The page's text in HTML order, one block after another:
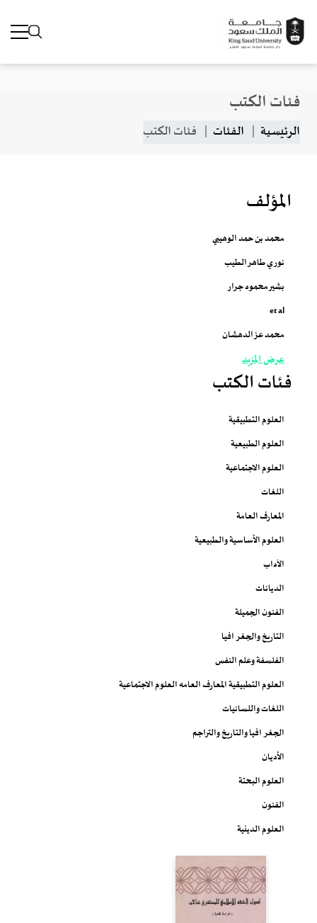
تجاوز إلى المحتوى الرئيسي
فئات الكتب
مسار التنقل
الرئيسية الفئات فئات الكتب
المؤلف
محمد بن حمد الوهيبي
نوري طاهر الطيب
بشير محمود جرار
et al
محمد عز الدهشان
عرض المزيد
فئات الكتب
العلوم التطبيقية
العلوم الطبيعية
العلوم الاجتماعية
اللغات
المعارف العامة
العلوم الأساسية والطبيعية
الآداب
الديانات
الفنون الجميلة
التاريخ والجغرافيا
الفلسفة وعلم النفس
العلوم التطبيقية المعارف العامه العلوم الاجتماعية
اللغات واللسانيات
الجغرافيا والتاريخ والتراجم
الأديان
العلوم البحتة
الفنون
العلوم الدينية